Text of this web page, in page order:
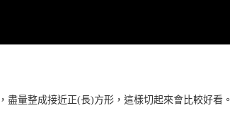
量整成接近正(長)方形，這樣切起來會比較好看。